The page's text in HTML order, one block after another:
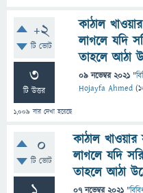
+2
টি ভোট
3
টি উত্তর
1,009 বার দেখা হয়েছে
কাঠাল
লাগলে যদি
তাহলে আঠা
09 নভেম্বর 2021 "
Hojayfa Ahmed (
0
টি ভোট
কাঠাল
লাগলে যদি
তাহলে আঠা
07 নভেম্বর 2021 "